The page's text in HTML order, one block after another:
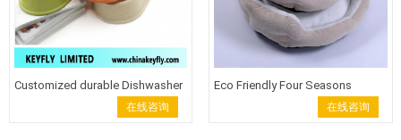
Customized durable Dishwasher
safe bamboo fiber pet bowls
在线咨询
Eco Friendly Four Seasons
Available Round Cat Bed Luxury
在线咨询